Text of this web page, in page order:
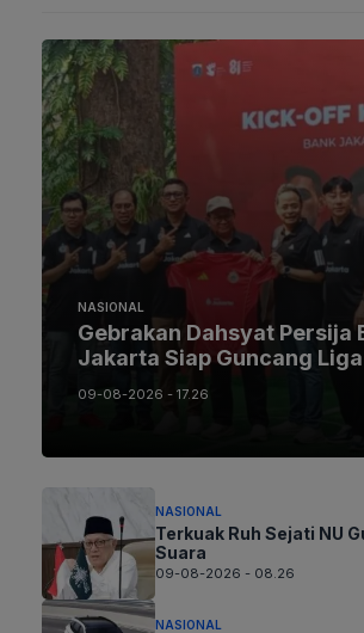
NASIONAL
Gebrakan Dahsyat Persija
Jakarta Siap Guncang Liga
09-08-2026 - 17.26
NASIONAL
Terkuak Ruh Sejati NU
Suara
09-08-2026 - 08.26
NASIONAL